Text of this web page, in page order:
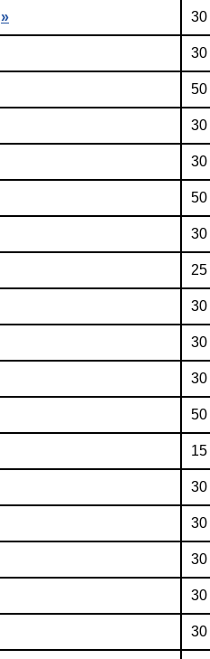
» 30
30
50
30
30
50
30
30
30
30
50
30
30
30
30
30